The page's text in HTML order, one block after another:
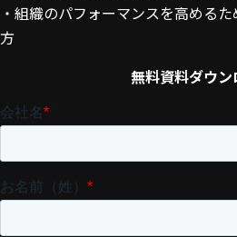
・組織のパフォーマンスを高める
方
無料資料ダウン